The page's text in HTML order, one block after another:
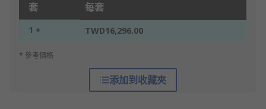
套 每套
1 + TWD16,296.00
* 參考價格
添加到收藏夾